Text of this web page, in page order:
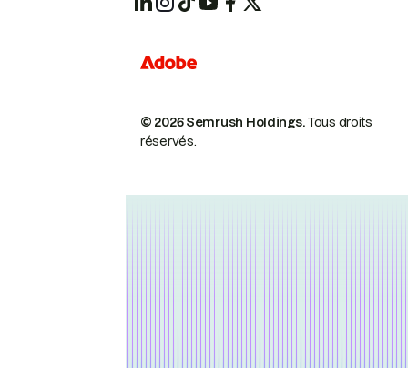
© 2026 Semrush Holdings.Tous droits
réservés.